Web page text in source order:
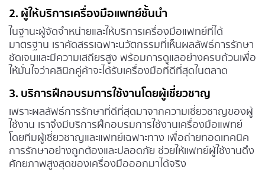
2. ผู้ให้บริการเครื่องมือแพทย์ชั้นนำ
ในฐานะผู้จัดจำหน่ายและให้บริการเครื่องมือแพทย์ที่ได้
มาตรฐาน เราคัดสรรเฉพาะนวัตกรรมที่เห็นผลลัพธ์การรักษา
ชัดเจนและมีความเสถียรสูง พร้อมการดูแลอย่างครบถ้วนเพื่อ
ให้มั่นใจว่าคลินิกคู่ค้าจะได้รับเครื่องมือที่ดีที่สุดในตลาด
3. บริการฝึกอบรมการใช้งานโดยผู้เชี่ยวชาญ
เพราะผลลัพธ์การรักษาที่ดีที่สุดมาจากความเชี่ยวชาญของผู้
ใช้งาน เราจึงมีบริการฝึกอบรมการใช้งานเครื่องมือแพทย์
โดยทีมผู้เชี่ยวชาญและแพทย์เฉพาะทาง เพื่อถ่ายทอดเทคนิค
การรักษาอย่างถูกต้องและปลอดภัย ช่วยให้แพทย์ผู้ใช้งานดึง
ศักยภาพสูงสุดของเครื่องมือออกมาได้จริง